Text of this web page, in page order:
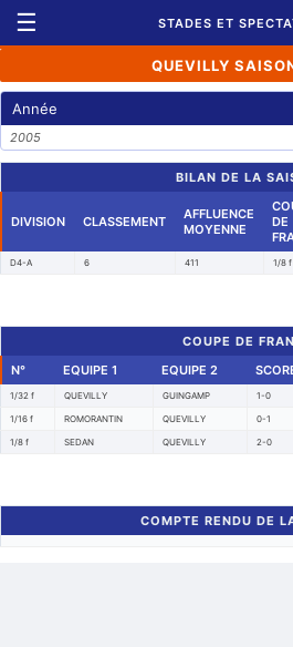
☰ STADES ET
QUEVILLY
Année
2005
BILAN DE LA
DIVISION CLASSEMENT
AFFLUENCE
MOYENNE
DE
D4-A 6 411 1/8 f
COUPE DE
N°
EQUIPE 1 EQUIPE 2
1/32 f QUEVILLY GUINGAMP 1-0
1/16 f ROMORANTIN QUEVILLY 0-1
1/8 f SEDAN QUEVILLY 2-0
COMPTE RENDU DE